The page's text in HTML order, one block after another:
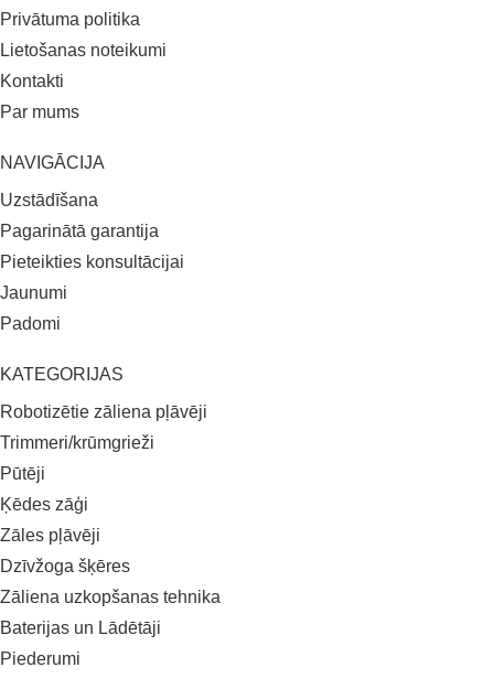
KATEGORIJAS
Robotizētie zāliena pļāvēji
Trimmeri/krūmgrieži
Pūtēji
Ķēdes zāģi
Zāles pļāvēji
Dzīvžoga šķēres
Zāliena uzkopšanas tehnika
Baterijas un Lādētāji
Piederumi
NAVIGĀCIJA
Uzstādīšana
Pagarinātā garantija
Pieteikties konsultācijai
Jaunumi
Padomi
Privātuma politika
Lietošanas noteikumi
Kontakti
Par mums